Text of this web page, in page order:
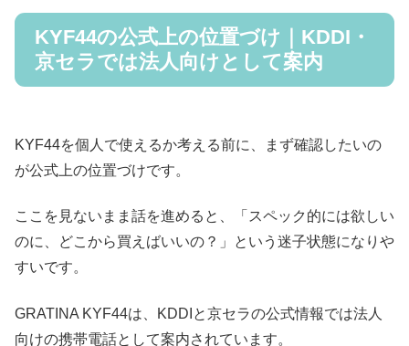
KYF44の公式上の位置づけ｜KDDI・
京セラでは法人向けとして案内
KYF44を個人で使えるか考える前に、まず確認したいの
が公式上の位置づけです。
ここを見ないまま話を進めると、「スペック的には欲しい
のに、どこから買えばいいの？」という迷子状態になりや
すいです。
GRATINA KYF44は、KDDIと京セラの公式情報では法人
向けの携帯電話として案内されています。